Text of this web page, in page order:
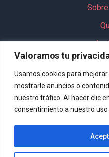
Valoramos tu
Usamos cookies para
mostrarle anuncios o
nuestro tráfico. Al hacer clic
consentimiento a nuestro uso